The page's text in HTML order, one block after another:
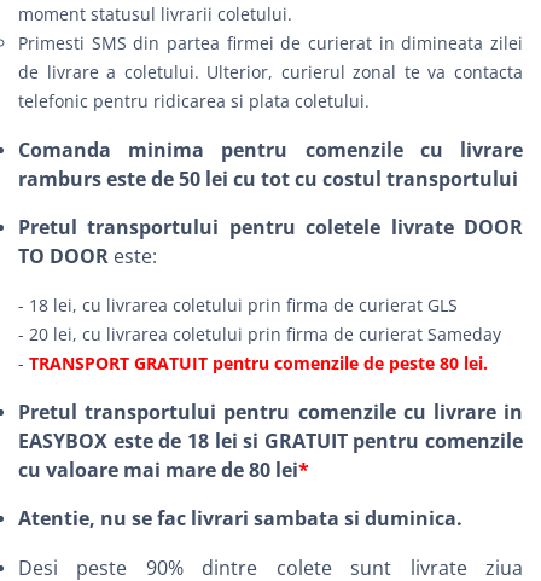
moment statusul livrarii coletului.
Primesti SMS din partea firmei de curierat in dimineata zilei
de livrare a coletului. Ulterior, curierul zonal te va contacta
telefonic pentru ridicarea si plata coletului.
Comanda minima pentru comenzile cu livrare
ramburs este de 50 lei cu tot cu costul transportului
Pretul transportului pentru coletele livrate DOOR
TO DOOR este:
- 18 lei, cu livrarea coletului prin firma de curierat GLS
- 20 lei, cu livrarea coletului prin firma de curierat Sameday
- TRANSPORT GRATUIT pentru comenzile de peste 80 lei.
Pretul transportului pentru comenzile cu livrare in
EASYBOX este de 18 lei si GRATUIT pentru comenzile
cu valoare mai mare de 80 lei*
Atentie, nu se fac livrari sambata si duminica.
Desi peste 90% dintre colete sunt livrate ziua